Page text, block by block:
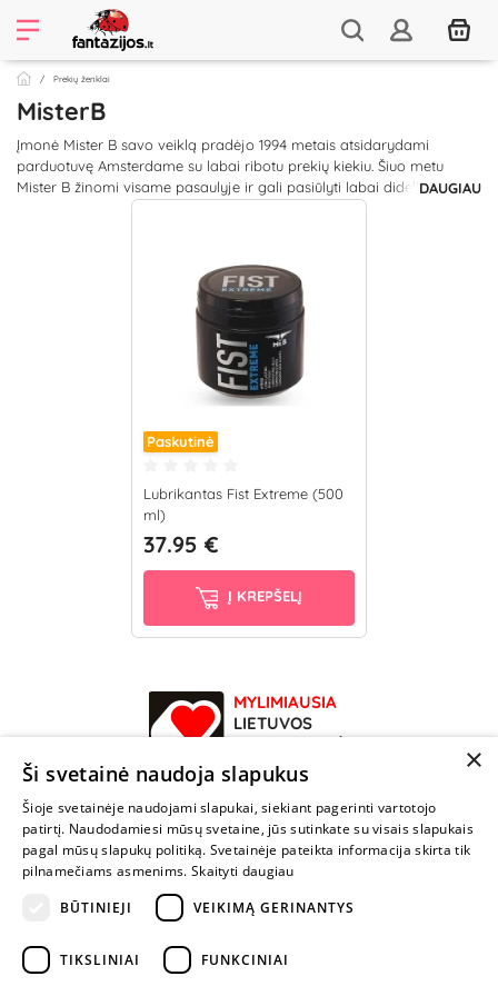
Prekių ženklai
MisterB
Įmonė Mister B savo veiklą pradėjo 1994 metais atsidarydami
parduotuvę Amsterdame su labai ribotu prekių kiekiu. Šiuo metu
Mister B žinomi visame pasaulyje ir gali pasiūlyti labai didelį
asortimentą odinių rūbų ir fetišui skirtų aksesuarų. Mister B skatina
Mister B produkcija įmanoma maksimaliai pasiruošti analinio sekso
malonumams ir mėgautis jais be ribų!
DAUGIAU
Paskutinė
Lubrikantas Fist Extreme (500
ml)
37.95 €
Į KREPŠELĮ
MYLIMIAUSIA
LIETUVOS
ELEKTRONINĖ
PARDUOTUVĖ
NENUSTOK
ŽAISTI
+370 600 84088
info@fantazijos.lt
×
Ši svetainė naudoja slapukus
Šioje svetainėje naudojami slapukai, siekiant pagerinti vartotojo
patirtį. Naudodamiesi mūsų svetaine, jūs sutinkate su visais slapukais
pagal mūsų slapukų politiką. Svetainėje pateikta informacija skirta tik
pilnamečiams asmenims. Skaityti daugiau
BŪTINIEJI
VEIKIMĄ GERINANTYS
TIKSLINIAI FUNKCINIAI